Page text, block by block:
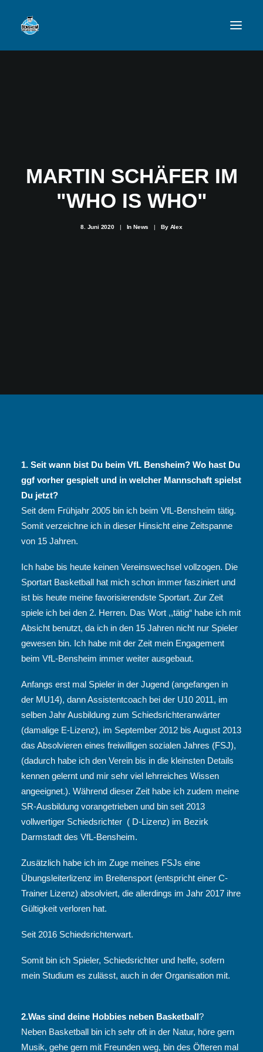
VFL BENSHEIM
MARTIN SCHÄFER IM
"WHO IS WHO"
8. Juni 2020 | InNews | By Alex
1. Seit wann bist Du beim VfL Bensheim? Wo hast Du
ggf vorher gespielt und in welcher Mannschaft spielst
Du jetzt?
Seit dem Frühjahr 2005 bin ich beim VfL-Bensheim tätig.
Somit verzeichne ich in dieser Hinsicht eine Zeitspanne
von 15 Jahren.
Ich habe bis heute keinen Vereinswechsel vollzogen. Die
Sportart Basketball hat mich schon immer fasziniert und
ist bis heute meine favorisierendste Sportart. Zur Zeit
spiele ich bei den 2. Herren. Das Wort ,,tätig“ habe ich mit
Absicht benutzt, da ich in den 15 Jahren nicht nur Spieler
gewesen bin. Ich habe mit der Zeit mein Engagement
beim VfL-Bensheim immer weiter ausgebaut.
Anfangs erst mal Spieler in der Jugend (angefangen in
der MU14), dann Assistentcoach bei der U10 2011, im
selben Jahr Ausbildung zum Schiedsrichteranwärter
(damalige E-Lizenz), im September 2012 bis August 2013
das Absolvieren eines freiwilligen sozialen Jahres (FSJ),
(dadurch habe ich den Verein bis in die kleinsten Details
kennen gelernt und mir sehr viel lehrreiches Wissen
angeeignet.). Während dieser Zeit habe ich zudem meine
SR-Ausbildung vorangetrieben und bin seit 2013
vollwertiger Schiedsrichter ( D-Lizenz) im Bezirk
Darmstadt des VfL-Bensheim.
Zusätzlich habe ich im Zuge meines FSJs eine
Übungsleiterlizenz im Breitensport (entspricht einer C-
Trainer Lizenz) absolviert, die allerdings im Jahr 2017 ihre
Gültigkeit verloren hat.
Seit 2016 Schiedsrichterwart.
Somit bin ich Spieler, Schiedsrichter und helfe, sofern
mein Studium es zulässt, auch in der Organisation mit.
2.Was sind deine Hobbies neben Basketball?
Neben Basketball bin ich sehr oft in der Natur, höre gern
Musik, gehe gern mit Freunden weg, bin des Öfteren mal